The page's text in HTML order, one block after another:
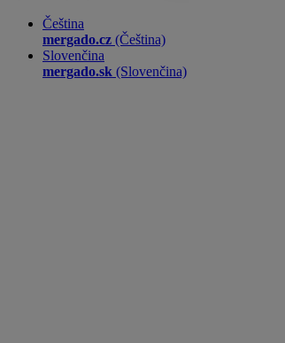
Čeština
mergado.cz (Čeština)
Slovenčina
mergado.sk (Slovenčina)